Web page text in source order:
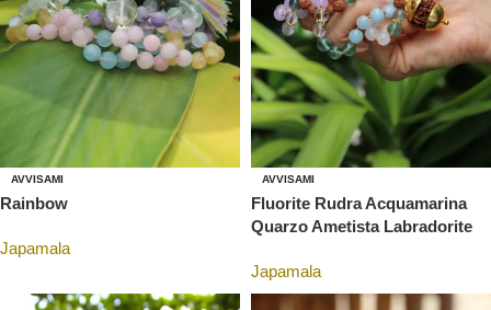
AVVISAMI
Rainbow
Japamala
AVVISAMI
Fluorite Rudra Acquamarina
Quarzo Ametista Labradorite
Japamala